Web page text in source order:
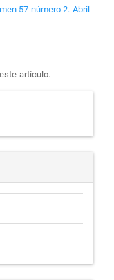
57 número 2. Abril
artículo.